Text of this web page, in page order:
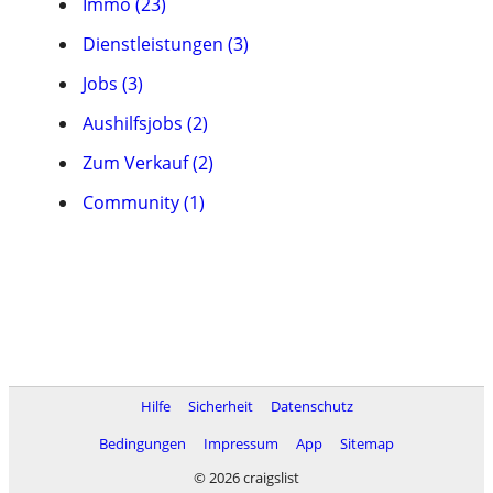
Dienstleistungen (3)
Jobs (3)
Aushilfsjobs (2)
Zum Verkauf (2)
Community (1)
Hilfe Sicherheit
Datenschutz
Bedingungen
Impressum App
Sitemap
© 2026 craigslist